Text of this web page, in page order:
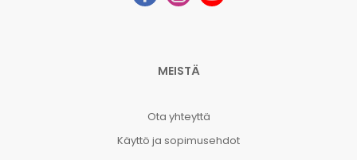
MEISTÄ
Ota yhteyttä
Käyttö ja sopimusehdot